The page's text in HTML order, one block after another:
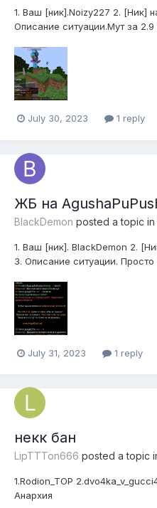
1. Ваш [ник].Noizy227 2. [Ник]
Описание ситуации.Мут за
(Скриншот/Видео).
July 30, 2023 1 reply
ЖБ на
BlackDemon posted a topic in
1. Ваш [ник]. BlackDemon 2.
3. Описание ситуации.
причину - бан 4. Сервер на
ГРИФ-3 5. Доказательства
July 31, 2023 1 reply
некк бан
LipTTTon666 posted a topic
1.Rodion_TOP
Анархия